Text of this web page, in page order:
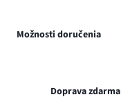
Možnosti doručenia
Doprava zdarma